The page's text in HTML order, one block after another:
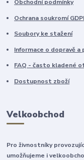
Obchodní podmínky
Ochrana soukromí
Soubory ke stažení
Informace o dopravě a
FAQ - často kladené
Dostupnost zboží
Velkoobchod
Pro živnostníky
umožňujeme i